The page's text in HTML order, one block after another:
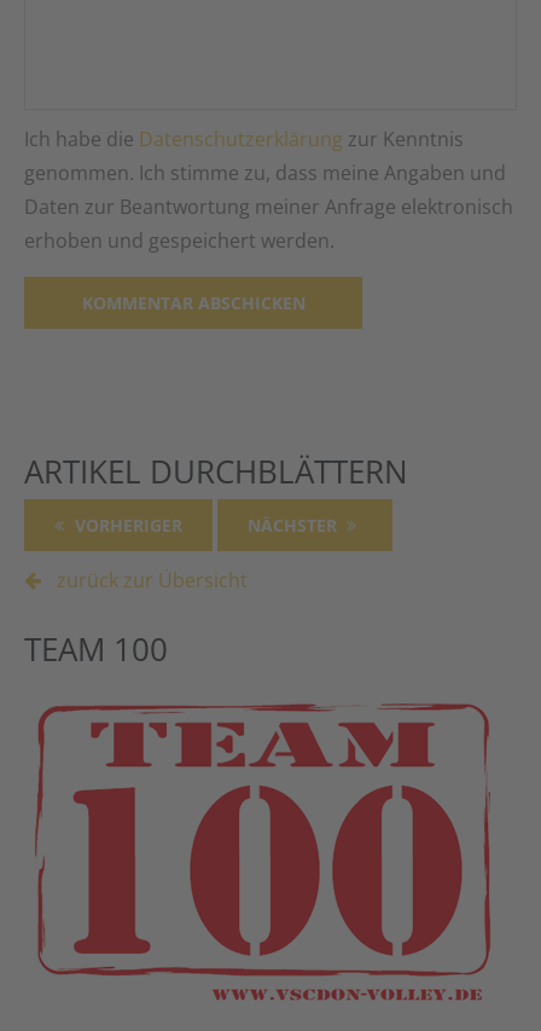
Ich habe die Datenschutzerklärung zur Kenntnis
genommen. Ich stimme zu, dass meine Angaben und
Daten zur Beantwortung meiner Anfrage elektronisch
erhoben und gespeichert werden.
ARTIKEL DURCHBLÄTTERN
VORHERIGER NÄCHSTER
zurück zur Übersicht
TEAM 100